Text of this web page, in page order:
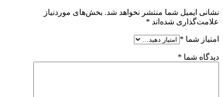
نشانی ایمیل شما منتشر نخواهد شد. بخش‌های موردنیاز
علامت‌گذاری شده‌اند *
امتیاز شما *
دیدگاه شما *